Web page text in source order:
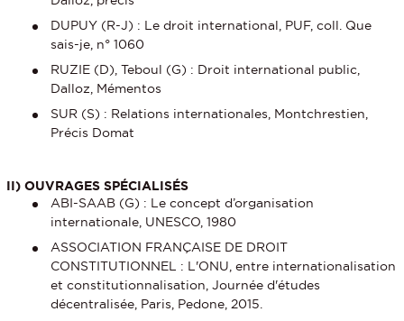
DUPUY (R-J) : Le droit international, PUF, coll. Que
sais-je, n° 1060
RUZIE (D), Teboul (G) : Droit international public,
Dalloz, Mémentos
SUR (S) : Relations internationales, Montchrestien,
Précis Domat
II) OUVRAGES SPÉCIALISÉS
ABI-SAAB (G) : Le concept d’organisation
internationale, UNESCO, 1980
ASSOCIATION FRANÇAISE DE DROIT
CONSTITUTIONNEL : L'ONU, entre internationalisation
et constitutionnalisation, Journée d'études
décentralisée, Paris, Pedone, 2015.